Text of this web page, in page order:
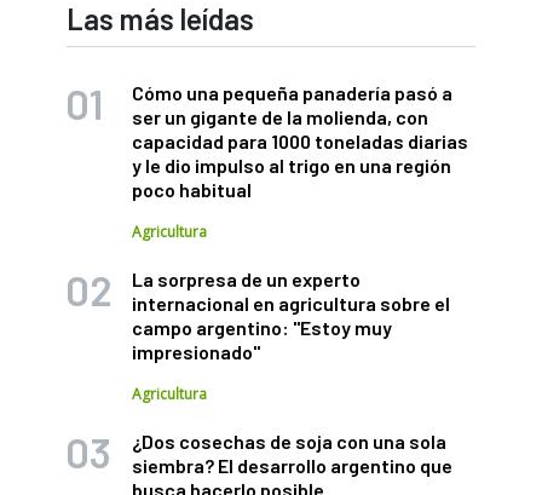
Las más leídas
Cómo una pequeña panadería pasó a
ser un gigante de la molienda, con
capacidad para 1000 toneladas diarias
y le dio impulso al trigo en una región
poco habitual
Agricultura
La sorpresa de un experto
internacional en agricultura sobre el
campo argentino: "Estoy muy
impresionado"
Agricultura
¿Dos cosechas de soja con una sola
siembra? El desarrollo argentino que
busca hacerlo posible